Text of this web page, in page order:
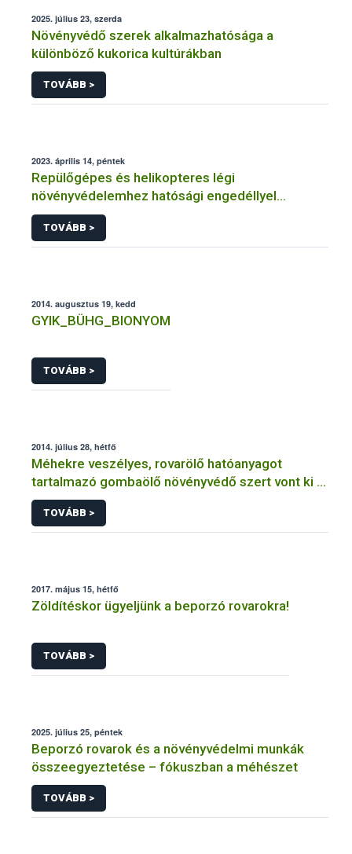
2025. július 23, szerda
Növényvédő szerek alkalmazhatósága a
különböző kukorica kultúrákban
TOVÁBB >
2023. április 14, péntek
Repülőgépes és helikopteres légi
növényvédelemhez hatósági engedéllyel
rendelkező szervezetek
TOVÁBB >
2014. augusztus 19, kedd
GYIK_BÜHG_BIONYOM
TOVÁBB >
2014. július 28, hétfő
Méhekre veszélyes, rovarölő hatóanyagot
tartalmazó gombaölő növényvédő szert vont ki a
forgalomból a NÉBIH
TOVÁBB >
2017. május 15, hétfő
Zöldítéskor ügyeljünk a beporzó rovarokra!
TOVÁBB >
2025. július 25, péntek
Beporzó rovarok és a növényvédelmi munkák
összeegyeztetése – fókuszban a méhészet
TOVÁBB >